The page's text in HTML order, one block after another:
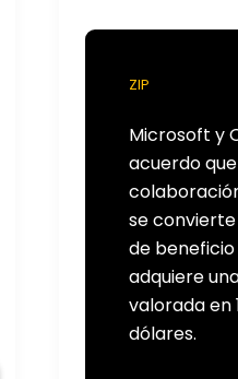
ZIP
Microsoft y
acuerdo
se
de
adquiere
valorada en
dólares.